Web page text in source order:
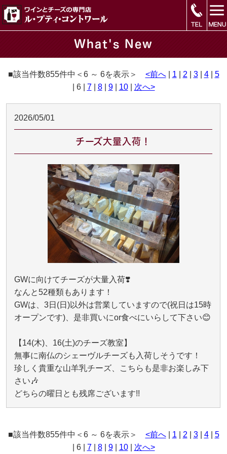
What's New
■該当件数855件中＜6 ～ 6を表示＞ <前へ| 1 2 3| 4| 5
| 6 | 7| 8| 9| 10| 次へ>
2026/05/01
チーズ大量入荷！
GWに向けてチーズが大量入荷❣️
なんと52種類もあります！
GWは、3日(日)以外は営業していますので(祝日は15時
オープンです)、是非買いにor食べにいらして下さい😊
【14(木)、16(土)のチーズ教室】
無事に南仏のシェーヴルチーズも入荷しそうです！
珍しく貴重な山羊乳チーズ、こちらも是非お楽しみ下
さい🎶
どちらの曜日とも残席ございます!!
■該当件数855件中＜6 ～ 6を表示＞ <前へ| 1 2 3| 4| 5
| 6 | 7| 8| 9| 10| 次へ>